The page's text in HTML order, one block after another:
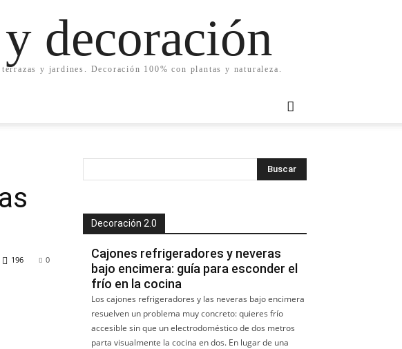
decoración
y jardines. Decoración 100% con plantas y naturaleza.
0
196
Decoración 2.0
Cajones refrigeradores y neveras
bajo encimera: guía para esconder el
frío en la cocina
Los cajones refrigeradores y las neveras bajo encimera
resuelven un problema muy concreto: quieres frío
accesible sin que un electrodoméstico de dos metros
parta visualmente la cocina en dos. En lugar de una